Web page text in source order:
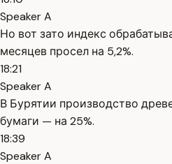
Speaker A
Но вот зато индекс
месяцев просел на 5,2%.
18:21
Speaker A
В Бурятии производство
бумаги — на 25%.
18:39
Speaker A